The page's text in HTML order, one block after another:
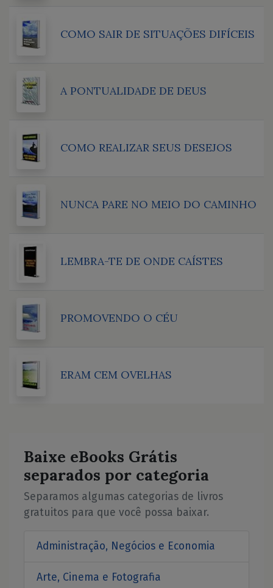
COMO SAIR DE SITUAÇÕES DIFÍCEIS
A PONTUALIDADE DE DEUS
COMO REALIZAR SEUS DESEJOS
NUNCA PARE NO MEIO DO CAMINHO
LEMBRA-TE DE ONDE CAÍSTES
PROMOVENDO O CÉU
ERAM CEM OVELHAS
Baixe eBooks Grátis
separados por categoria
Separamos algumas categorias de livros
gratuitos para que você possa baixar.
Administração, Negócios e Economia
Arte, Cinema e Fotografia